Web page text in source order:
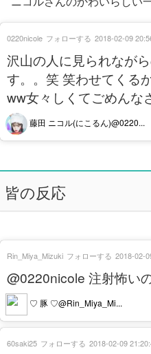
沢山の人に見られなが
す。。笑 笑わせてくる
ww女々しくてごめんな
藤田 ニコル(にこるん)@0220...
0220nicole フォローする 2018-02-09
皆の反応
@0220nicole 注射怖い
♡ 豚 ♡@Rin_Miya_Mi...
Rin_Miya_Mizuki フォローする 2018-02-
60saki25 フォローする 2018-02-09